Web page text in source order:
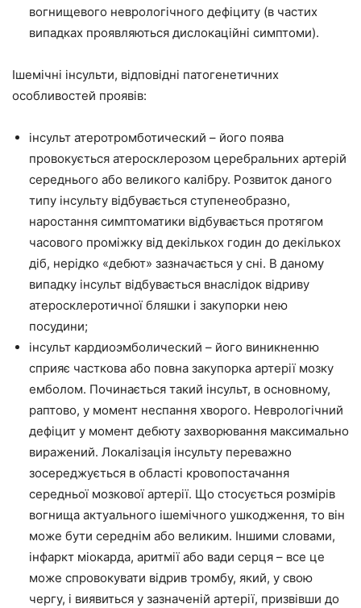
вогнищевого неврологічного дефіциту (в частих
випадках проявляються дислокаційні симптоми).
Ішемічні інсульти, відповідні патогенетичних
особливостей проявів:
інсульт атеротромботический – його поява
провокується атеросклерозом церебральних артерій
середнього або великого калібру. Розвиток даного
типу інсульту відбувається ступенеобразно,
наростання симптоматики відбувається протягом
часового проміжку від декількох годин до декількох
діб, нерідко «дебют» зазначається у сні. В даному
випадку інсульт відбувається внаслідок відриву
атеросклеротичної бляшки і закупорки нею
посудини;
інсульт кардиоэмболический – його виникненню
сприяє часткова або повна закупорка артерії мозку
емболом. Починається такий інсульт, в основному,
раптово, у момент неспання хворого. Неврологічний
дефіцит у момент дебюту захворювання максимально
виражений. Локалізація інсульту переважно
зосереджується в області кровопостачання
середньої мозкової артерії. Що стосується розмірів
вогнища актуального ішемічного ушкодження, то він
може бути середнім або великим. Іншими словами,
інфаркт міокарда, аритмії або вади серця – все це
може спровокувати відрив тромбу, який, у свою
чергу, і виявиться у зазначеній артерії, призвівши до